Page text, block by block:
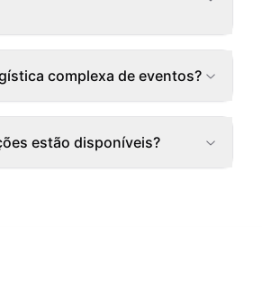
complexa de eventos?
estão disponíveis?